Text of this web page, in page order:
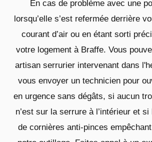
En cas de problème avec une
lorsqu’elle s’est refermée derrière
courant d’air ou en étant sorti
votre logement à Braffe. Vous
artisan serrurier intervenant dans
vous envoyer un technicien pour
en urgence sans dégâts, si aucun
n’est sur la serrure à l’intérieur et si
de cornières anti-pinces